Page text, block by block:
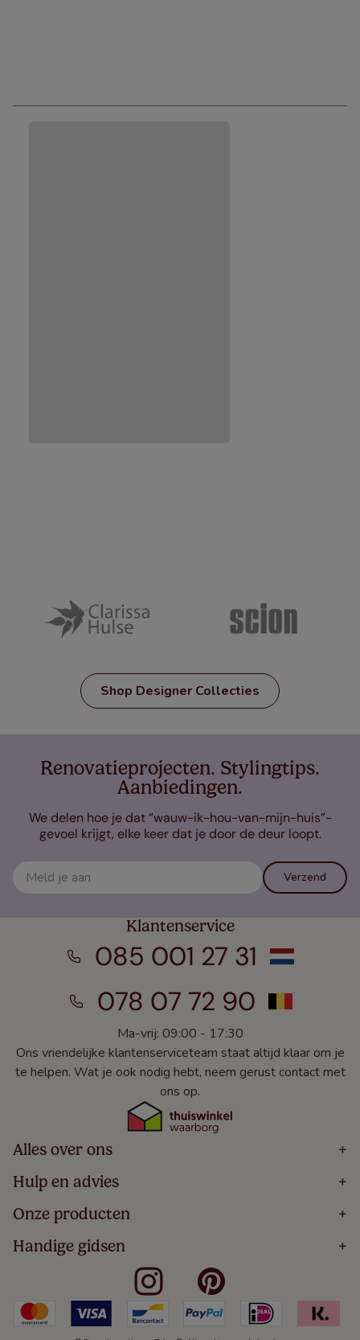
Shop Designer Collecties
Renovatieprojecten. Stylingtips.
Aanbiedingen.
We delen hoe je dat “wauw-ik-hou-van-mijn-huis”-
gevoel krijgt, elke keer dat je door de deur loopt.
Verzend
Klantenservice
085 001 27 31
078 07 72 90
Ma-vrij: 09:00 - 17:30
Ons vriendelijke klantenserviceteam staat altijd klaar om je
te helpen. Wat je ook nodig hebt, neem gerust contact met
ons op.
Alles over ons +
Home
Over
Bestellen
Winacties
Veelgestelde Vragen
Hulp en advies +
Volg Je Bestelling
Levering
5 Jaar Garantie
Algemene Voorwaarden
Kindveiligheid
Cookies
Onze producten +
Houten Jaloezieën
Rolgordijnen
Verticale Jaloezieën
Duo Rolgordijnen
Duo Plisségordijnen
Handige gidsen +
Meten Voor Raamdecoratie
Badkamer Raamdecoratie
Slaapkamer Raamdecoratie
Keuken Raamdecoratie